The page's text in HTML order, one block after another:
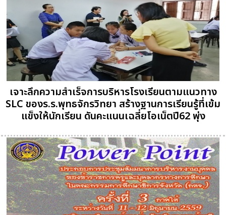
เจาะลึกความสำเร็จการบริหารโรงเรียนตามแนวทาง
SLC ของร.ร.พุทธจักรวิทยา สร้างฐานการเรียนรู้ที่เข้ม
แข็งให้นักเรียน ดันคะแนนเฉลี่ยโอเน็ตปี62 พุ่ง